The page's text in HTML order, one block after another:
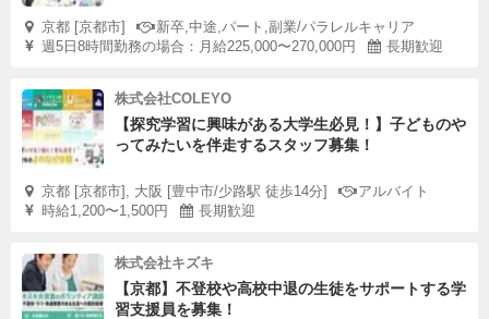
京都 [京都市]
新卒,中途,パート,副業/パラレルキャリア
週5日8時間勤務の場合：月給225,000〜270,000円
長期歓迎
株式会社COLEYO
【探究学習に興味がある大学生必見！】子どものや
ってみたいを伴走するスタッフ募集！
京都 [京都市], 大阪 [豊中市/少路駅 徒歩14分]
アルバイト
時給1,200〜1,500円
長期歓迎
株式会社キズキ
【京都】不登校や高校中退の生徒をサポートする学
習支援員を募集！